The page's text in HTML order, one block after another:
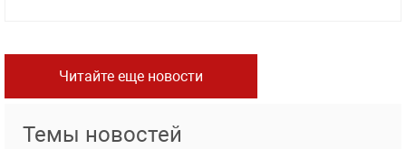
Читайте еще новости
Темы новостей